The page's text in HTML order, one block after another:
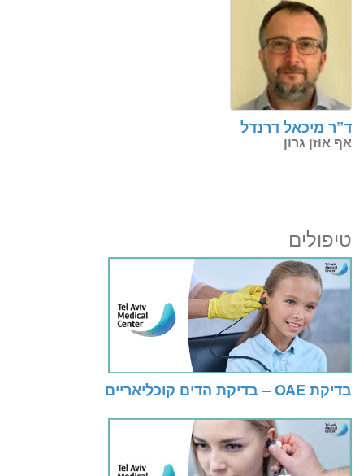
ד”ר מיכאל דרנדל
אף אוזן גרון
טיפולים
בדיקת OAE – בדיקת הדים קוכליאריים